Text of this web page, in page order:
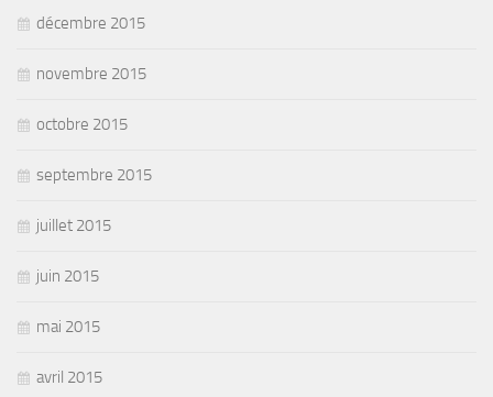
décembre 2015
novembre 2015
octobre 2015
septembre 2015
juillet 2015
juin 2015
mai 2015
avril 2015